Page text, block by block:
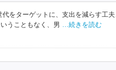
ターゲットに、支出を減らす工夫
うこともなく、男 …続きを読む